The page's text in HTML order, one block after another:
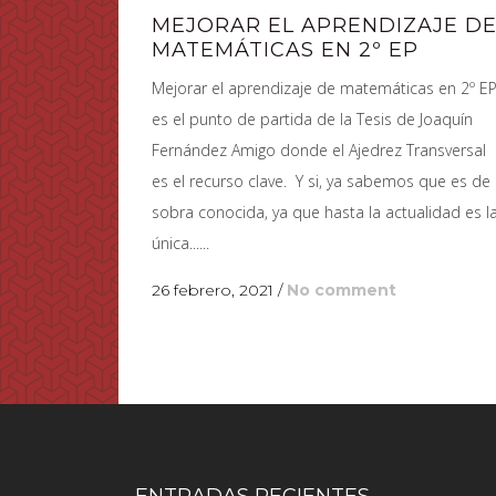
MEJORAR EL APRENDIZAJE DE
MATEMÁTICAS EN 2º EP
Mejorar el aprendizaje de matemáticas en 2º EP
es el punto de partida de la Tesis de Joaquín
Fernández Amigo donde el Ajedrez Transversal
es el recurso clave. Y si, ya sabemos que es de
sobra conocida, ya que hasta la actualidad es la
única......
26 febrero, 2021 / No comment